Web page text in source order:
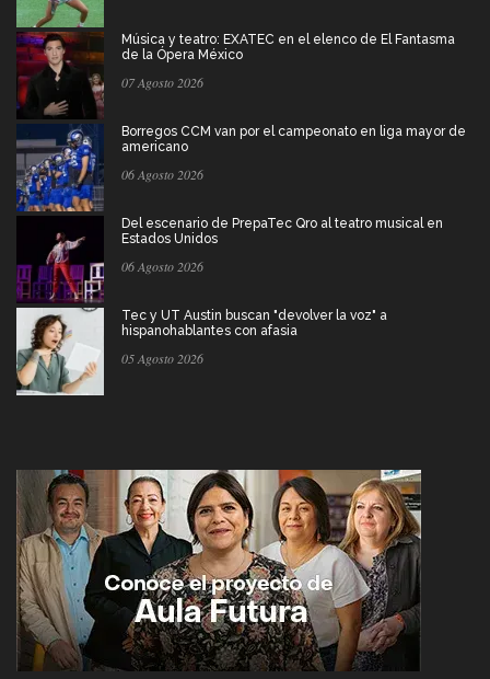
Música y teatro: EXATEC en el elenco de El Fantasma
de la Ópera México
07 Agosto 2026
Borregos CCM van por el campeonato en liga mayor de
americano
06 Agosto 2026
Del escenario de PrepaTec Qro al teatro musical en
Estados Unidos
06 Agosto 2026
Tec y UT Austin buscan "devolver la voz" a
hispanohablantes con afasia
05 Agosto 2026